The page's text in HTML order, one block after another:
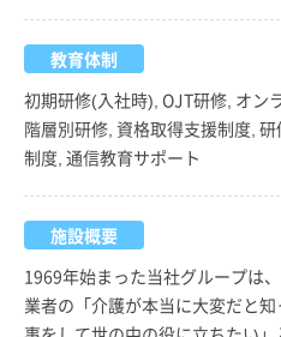
教育体制
初期研修(入社時), OJT研修, オン
階層別研修, 資格取得支援制度,
制度, 通信教育サポート
施設概要
1969年始まった当社グループは
業者の「介護が本当に大変だと